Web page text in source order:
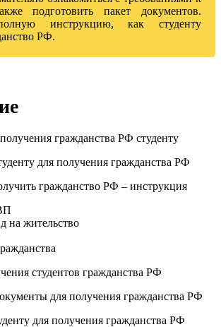
подготовить пакет документов.
инструкцию, как студенту
РФ.
гражданства РФ студенту
для получения гражданства РФ
гражданство РФ – инструкция
на жительство
студентов гражданства РФ
для получения гражданства РФ
для получения гражданства РФ